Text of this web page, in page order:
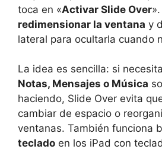
toca en «Activar Slide Over
redimensionar la ventana y
lateral para ocultarla cuando
La idea es sencilla: si
Notas, Mensajes o Música
haciendo, Slide Over evita
cambiar de espacio o
ventanas. También funciona
teclado en los iPad con